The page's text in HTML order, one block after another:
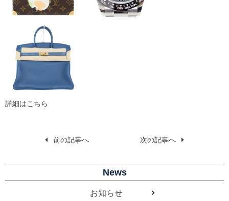
詳細はこちら
前の記事へ 次の記事へ
News
お知らせ